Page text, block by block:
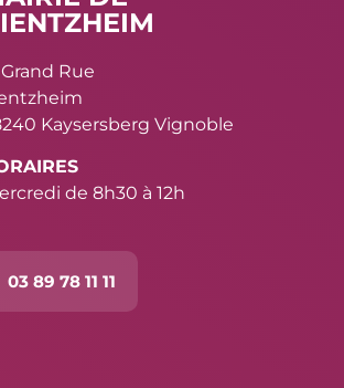
Grand Rue
Kaysersberg Vignoble
de 8h30 à 12h
03 89 78 11 11